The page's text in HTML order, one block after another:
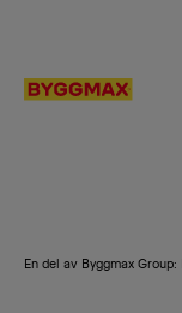
En del av Byggmax Group: